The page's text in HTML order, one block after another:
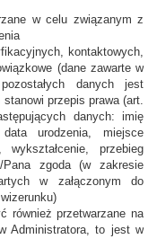
w celu związanym z
kontaktowych,
(dane zawarte w
danych jest
przepis prawa (art.
danych: imię
urodzenia, miejsce
przebieg
Pana zgoda (w zakresie
w załączonym do
również przetwarzane na
Administratora, to jest w